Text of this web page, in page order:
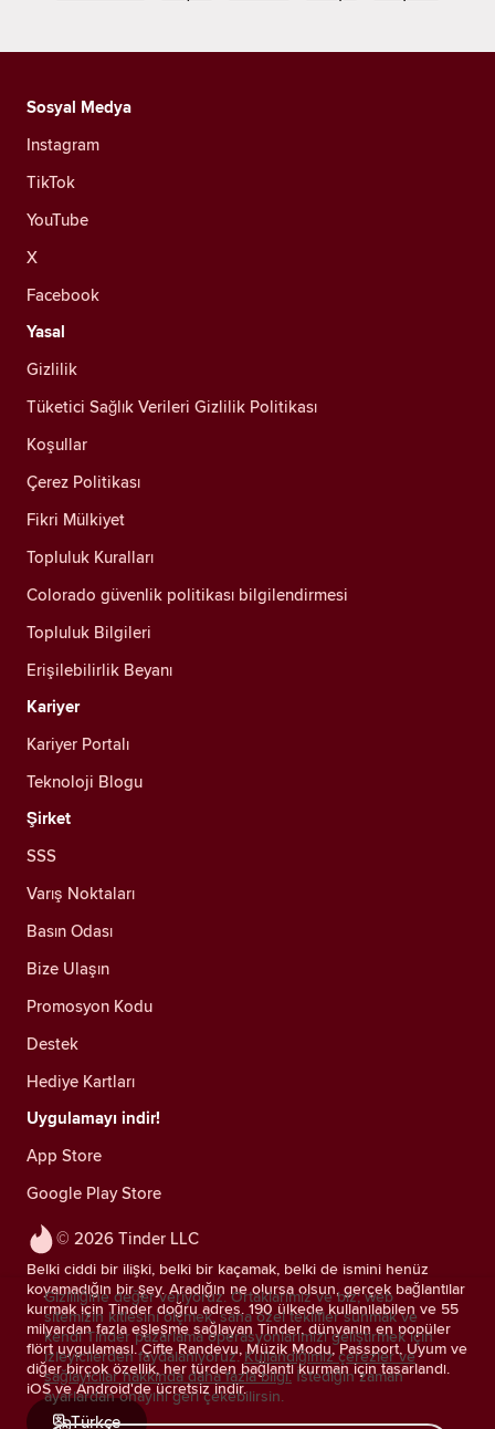
© 2026 Tinder LLC
Belki ciddi bir ilişki, belki bir kaçamak, belki de ismini henüz
koyamadığın bir şey. Aradığın ne olursa olsun, gerçek bağlantılar
kurmak için Tinder doğru adres. 190 ülkede kullanılabilen ve 55
milyardan fazla eşleşme sağlayan Tinder, dünyanın en popüler
flört uygulaması. Çifte Randevu, Müzik Modu, Passport, Uyum ve
diğer birçok özellik, her türden bağlantı kurman için tasarlandı.
iOS ve Android'de ücretsiz indir.
Türkçe
Sosyal Medya
Instagram
TikTok
YouTube
X
Facebook
Yasal
Gizlilik
Tüketici Sağlık Verileri Gizlilik Politikası
Koşullar
Çerez Politikası
Fikri Mülkiyet
Topluluk Kuralları
Colorado güvenlik politikası bilgilendirmesi
Topluluk Bilgileri
Erişilebilirlik Beyanı
Kariyer
Kariyer Portalı
Teknoloji Blogu
Şirket
SSS
Varış Noktaları
Basın Odası
Bize Ulaşın
Promosyon Kodu
Destek
Hediye Kartları
Uygulamayı indir!
App Store
Google Play Store
Gizliliğine değer veriyoruz. Ortaklarımız ve biz; web
sitemizin kitlesini ölçmek, sana özel teklifler sunmak ve
kendi Tinder pazarlama operasyonlarımızı geliştirmek için
izleyicilerden faydalanıyoruz. Kullandığımız çerezler ve
sağlayıcılar hakkında daha fazla bilgi. İstediğin zaman
ayarlardan onayını geri çekebilirsin.